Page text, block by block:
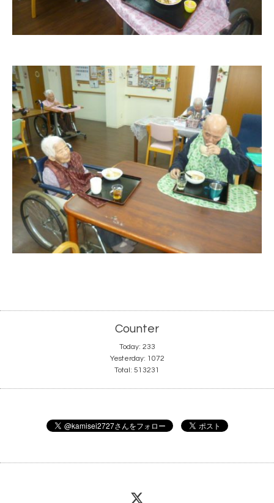
Counter
Today: 233
Yesterday: 1072
Total: 513231